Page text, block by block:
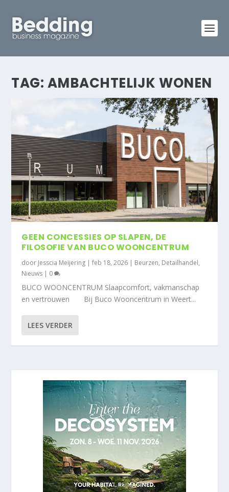
TAG: AMBACHTELIJK WONEN
GEEN CONCESSIES OP SLAPEN, DE
FILOSOFIE VAN BUCO WOONCENTRUM
door Jesscia Meijering |feb 18, 2026 | Beurzen, Detailhandel,
Nieuws | 0
BUCO WOONCENTRUM Slaapcomfort, vakmanschap
en vertrouwen Bij Buco Wooncentrum in Weert...
LEES VERDER